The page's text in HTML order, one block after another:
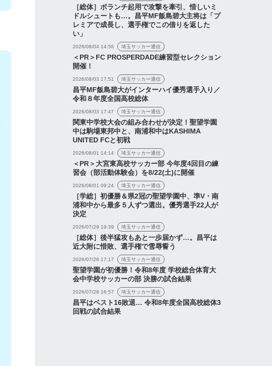
［総体］ボランチ起用で攻撃を牽引、惜しいミ
ドルシュートも…。昌平MF飯島碧大主将は「プ
レミアで成長し、選手権でこの借りを返した
い」
2026/08/04 14:56 埼玉サッカー通信
＜PR＞FC PROSPERDADE練習型セレクション
開催！
2026/08/03 17:51 埼玉サッカー通信
昌平MF飯島碧大がインターハイ優秀選手入り／
令和８年度全国高校総体
2026/08/03 17:47 埼玉サッカー通信
関東中学校大会の組み合わせが決定！聖望学園
中は駒場東邦中と、南浦和中はKASHIMA
UNITED FCと初戦
2026/08/01 14:14 埼玉サッカー通信
＜PR＞大宮東高校サッカー部 今年度4回目の練
習会（部活動体験会）を8/22(土)に開催
2026/08/01 09:24 埼玉サッカー通信
［学総］初優勝＆県2冠の聖望学園中、準V・南
浦和中から最多５人ずつ選出。優秀選手22人が
決定
2026/07/29 19:39 埼玉サッカー通信
［総体］後半猛攻もあと一歩届かず…。昌平は
近大附に惜敗、選手権で雪辱誓う
2026/07/28 17:17 埼玉サッカー通信
聖望学園が初優勝！令和8年度 学校総合体育大
会中学校サッカーの部 決勝の試合結果
2026/07/28 16:57 埼玉サッカー通信
昌平はベスト16敗退… 令和8年度全国高校総体3
回戦の試合結果